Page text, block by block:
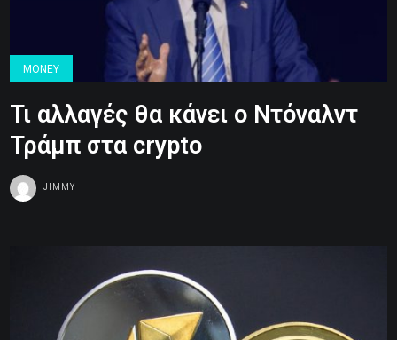
MONEY
Τι αλλαγές θα κάνει ο Ντόναλντ
Τράμπ στα crypto
JIMMY